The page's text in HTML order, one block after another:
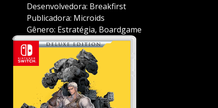
Desenvolvedora: Breakfirst
Publicadora: Microids
Gênero: Estratégia, Boardgame